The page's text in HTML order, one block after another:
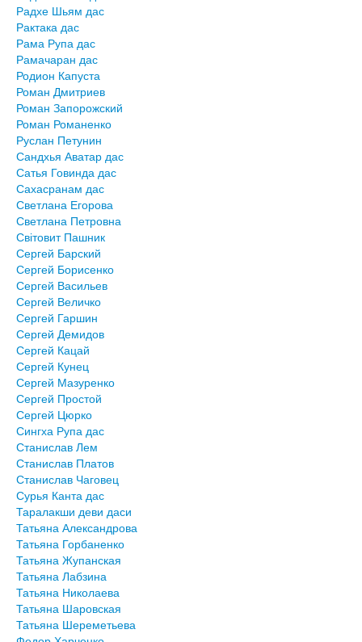
Радхе Шьям дас
Рактака дас
Рама Рупа дас
Рамачаран дас
Родион Капуста
Роман Дмитриев
Роман Запорожский
Роман Романенко
Руслан Петунин
Сандхья Аватар дас
Сатья Говинда дас
Сахасранам дас
Светлана Егорова
Светлана Петровна
Світовит Пашник
Сергей Барский
Сергей Борисенко
Сергей Васильев
Сергей Величко
Сергей Гаршин
Сергей Демидов
Сергей Кацай
Сергей Кунец
Сергей Мазуренко
Сергей Простой
Сергей Цюрко
Сингха Рупа дас
Станислав Лем
Станислав Платов
Станислав Чаговец
Сурья Канта дас
Таралакши деви даси
Татьяна Александрова
Татьяна Горбаненко
Татьяна Жупанская
Татьяна Лабзина
Татьяна Николаева
Татьяна Шаровская
Татьяна Шереметьева